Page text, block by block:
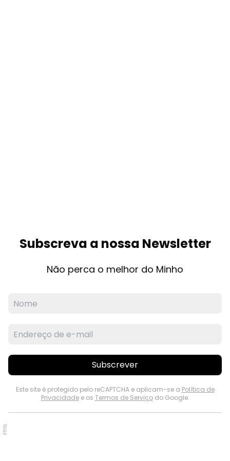
Subscreva a nossa Newsletter
Não perca o melhor do Minho
Subscrever
Este site é protegido pelo reCAPTCHA e aplicam-se a Política de
Privacidadee os Termos de Serviçodo Google.
PUB.